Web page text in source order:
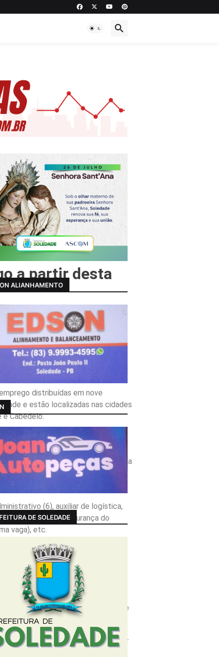
a partir desta
distribuídas em nove
e estão localizadas nas cidades
e Cabedelo.
a maioria para operador de
cargo), pedreiro, soldador,
função), armador de ferragens na
(6), encanador (6), ajudante
(6), auxiliar de logística,
para técnico em segurança do
vaga), etc.
de produção, armazenista,
telecomunicações, vendedor de
de Princesa Isabel conta com 20
de montagem de móveis, atendente
de máquinas agrícolas (3), auxiliar
(4) e auxiliar de costura (2).
ALIANHAMENTO
DE SOLEDADE